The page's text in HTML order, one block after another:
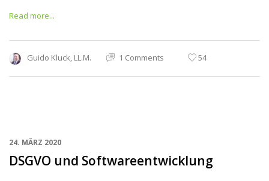
Read more...
Guido Kluck, LL.M. 1 Comments 54
24. MÄRZ 2020
DSGVO und Softwareentwicklung